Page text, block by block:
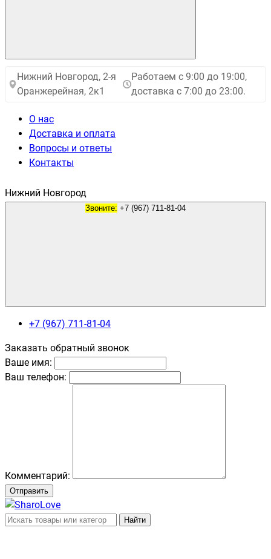
Нижний Новгород, 2-я
Оранжерейная, 2к1
Работаем с 9:00 до 19:00,
доставка с 7:00 до 23:00.
О нас
Доставка и оплата
Вопросы и ответы
Контакты
Нижний Новгород
Звоните:
+7 (967) 711-81-04
Заказать обратный звонок
Ваше имя:
Ваш телефон:
Комментарий:
Отправить
Найти